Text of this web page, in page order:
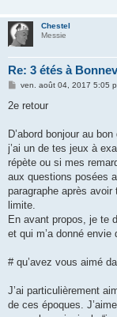
Chestel
Messie
Re: 3 étés à
M
s
g
ven. août 04, 2017 5:05
2e retour
D’abord bonjour au
j’ai un de tes jeux à
répète ou si mes
aux questions posées
paragraphe après
limite.
En avant propos, je te
et qui m’a donné envie
# qu’avez vous aimé
J’ai particulièrement
de ces époques.